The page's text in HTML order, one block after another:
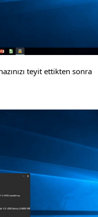
teyit ettikten sonra